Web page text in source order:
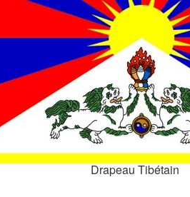
Drapeau Tibétain